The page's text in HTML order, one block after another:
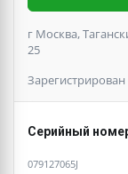
г Москва,
25
Зарегистрирован
Серийный
079127065J